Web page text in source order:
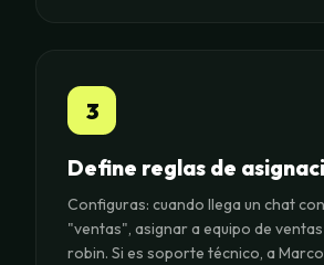
3
Define reglas de
Configuras: cuando llega un chat
"ventas", asignar a equipo de
robin. Si es soporte técnico, a